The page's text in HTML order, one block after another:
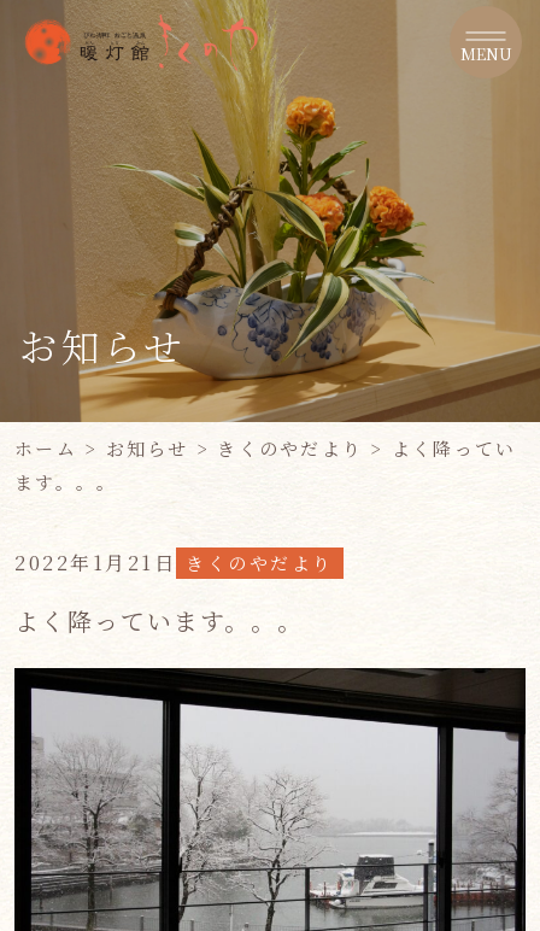
MENU
お知らせ
ホーム > お知らせ > きくのやだより >
よく降ってい
ます。。。
2022年1月21日 きくのやだより
よく降っています。。。